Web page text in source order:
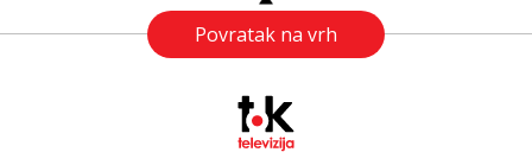
Povratak na vrh